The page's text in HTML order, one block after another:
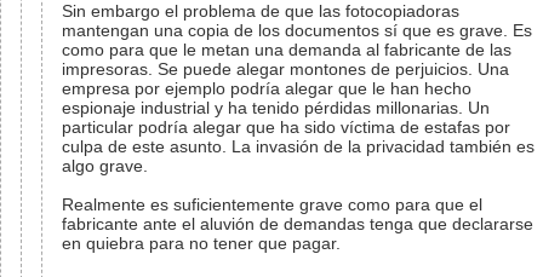
Sin embargo el problema de que las fotocopiadoras
mantengan una copia de los documentos sí que es grave. Es
como para que le metan una demanda al fabricante de las
impresoras. Se puede alegar montones de perjuicios. Una
empresa por ejemplo podría alegar que le han hecho
espionaje industrial y ha tenido pérdidas millonarias. Un
particular podría alegar que ha sido víctima de estafas por
culpa de este asunto. La invasión de la privacidad también es
algo grave.
Realmente es suficientemente grave como para que el
fabricante ante el aluvión de demandas tenga que declararse
en quiebra para no tener que pagar.